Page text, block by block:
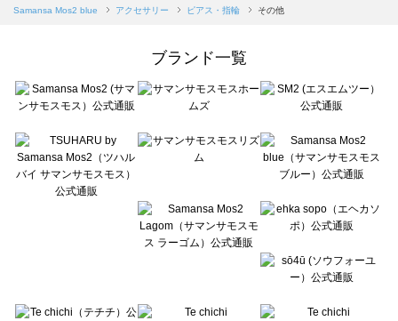
Samansa Mos2 blue（サマンサモスモス ブルー）のピアス・指輪一覧
sō4ū（ソウフォーユー）のピアス・指輪一覧
Te chichi（テチチ）のピアス・指輪一覧
Te chichi CLASSIC（テチチ クラシック）のピアス・指輪一覧
Lugnoncure（ルノンキュール）のピアス・指輪一覧
BETTY'S BLUE（べティーズブルー）のピアス・指輪一覧
Wpc.（ワールドパーティー）のピアス・指輪一覧
Samansa Mos2 blue アクセサリー ピアス・指輪 その他
ブランド一覧